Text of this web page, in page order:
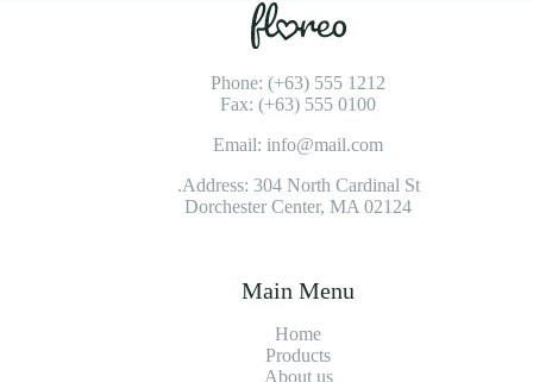
Phone: (+63) 555 1212
Fax: (+63) 555 0100
Email: info@mail.com
Address: 304 North Cardinal St.
Dorchester Center, MA 02124
Main Menu
Home
Products
About us